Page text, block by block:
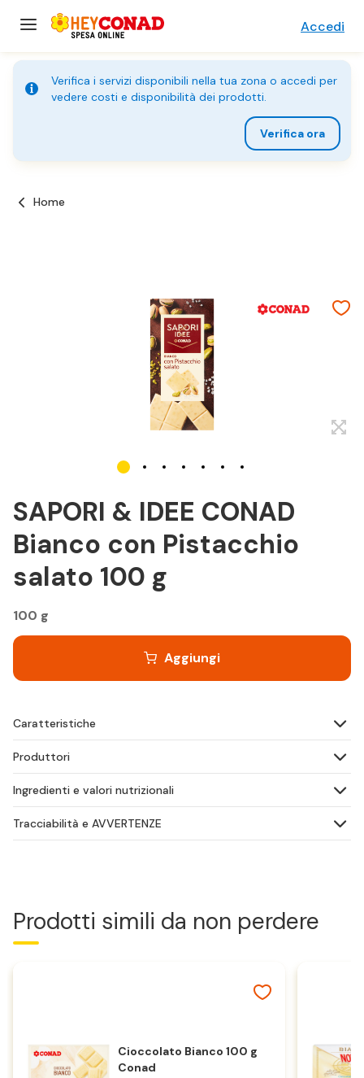
Accedi
Verifica i servizi disponibili nella tua zona o accedi per
vedere costi e disponibilità dei prodotti.
Verifica ora
Home
SAPORI & IDEE CONAD
Bianco con Pistacchio
salato 100 g
100 g
Aggiungi
Caratteristiche
Produttori
Ingredienti e valori nutrizionali
Tracciabilità e AVVERTENZE
Prodotti simili da non perdere
Cioccolato Bianco 100 g
Conad